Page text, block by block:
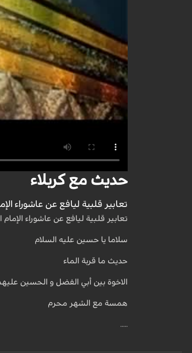
حديث مع كربلاء
تعابیر قلبیة لیافع عن عاشوراء
تعابیر قلبیة لیافع عن عاشوراء
سلاما یا حسین علیه السلام
حدیث ما قربة الماء
الاخوة بین أبي الفضل و الحسین
همسة مع الشهر محرم
.....